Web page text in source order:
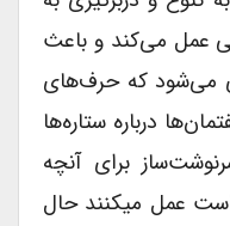
عمل می‌کند و باعث
می‌شود که حرف‌های
درباره ستاره‌ها
برای آنچه
عمل میکنند حال